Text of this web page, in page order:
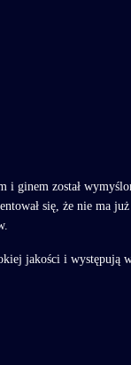
ginem został
się, że nie ma
jakości i występują